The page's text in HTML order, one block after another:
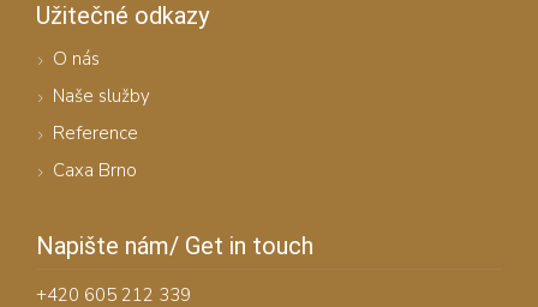
Užitečné odkazy
O nás
Naše služby
Reference
Caxa Brno
Napište nám/ Get in touch
+420 605 212 339